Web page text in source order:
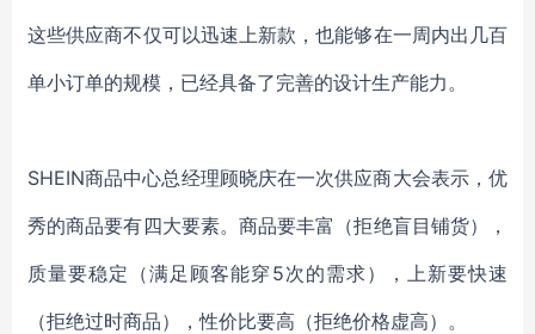
这些供应商不仅可以迅速上新款，也能够在一周内出几百
单小订单的规模，已经具备了完善的设计生产能力。
SHEIN商品中心总经理顾晓庆在一次供应商大会表示，优
秀的商品要有四大要素。商品要丰富（拒绝盲目铺货），
质量要稳定（满足顾客能穿5次的需求），上新要快速
（拒绝过时商品），性价比要高（拒绝价格虚高）。